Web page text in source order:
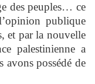
des peuples… ce
publique
et par la nouvelle
palestinienne a
avons possédé de